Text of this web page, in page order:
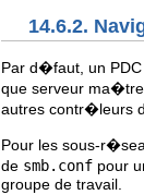
14.6.2.
Par d�faut, un
que serveur
autres contr�leurs
Pour les sous-
de smb.conf pour
groupe de travail.